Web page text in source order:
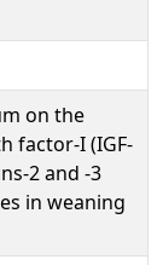
on the
factor-I (IGF-
2 and -3
in weaning